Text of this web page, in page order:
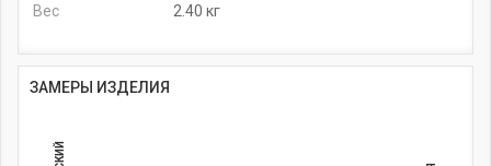
Вес
2.40 кг
ЗАМЕРЫ ИЗДЕЛИЯ